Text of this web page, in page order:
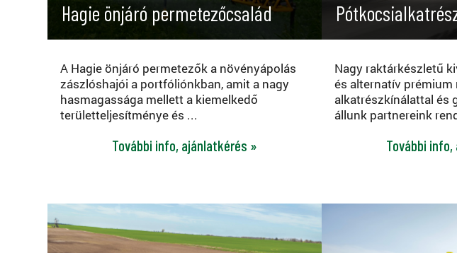
Hagie önjáró permetezőcsalád
A Hagie önjáró permetezők a növényápolás
zászlóshajói a portfóliónkban, amit a nagy
hasmagassága mellett a kiemelkedő
területteljesítménye és ...
További info, ajánlatkérés »
Nagy raktárkészletű
és alternatív prémium
alkatrészkínálattal és
állunk partnereink
További